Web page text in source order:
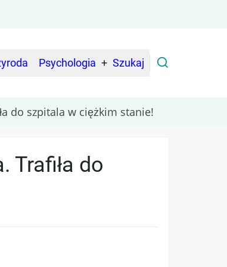
Psychologia Szukaj
do szpitala w ciężkim stanie!
Trafiła do